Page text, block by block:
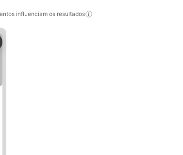
influenciam os resultados
aos favoritos